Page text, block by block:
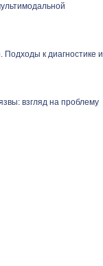
Подходы к диагностике и
взгляд на проблему